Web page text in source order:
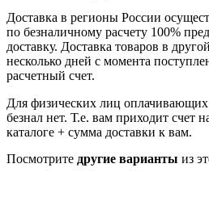
Доставка в регионы России
по безналичному расчету 100%
доставку. Доставка товаров в
несколько дней с момента
расчетный счет.
Для физических лиц оплачивающих
безнал нет. Т.е. вам приходит счет
каталоге + сумма доставки к вам.
Посмотрите другие варианты из